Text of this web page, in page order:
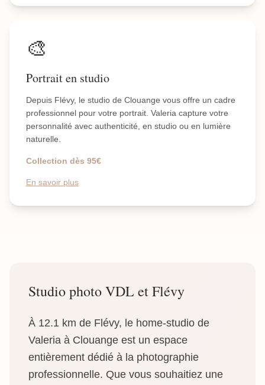
🎨
Portrait en studio
Depuis Flévy, le studio de Clouange vous offre un cadre
professionnel pour votre portrait. Valeria capture votre
personnalité avec authenticité, en studio ou en lumière
naturelle.
Collection dès 95€
En savoir plus
Studio photo VDL et Flévy
À 12.1 km de Flévy, le home-studio de
Valeria à Clouange est un espace
entièrement dédié à la photographie
professionnelle. Que vous souhaitiez une